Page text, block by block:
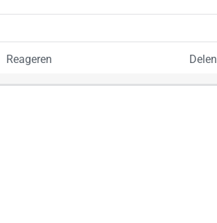
Reageren Delen